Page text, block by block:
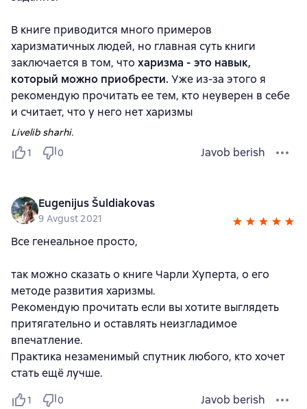
В книге приводится много примеров
харизматичных людей, но главная суть книги
заключается в том, что харизма - это навык,
который можно приобрести. Уже из-за этого я
рекомендую прочитать ее тем, кто неуверен в себе
и считает, что у него нет харизмы
Livelib sharhi.
1
0 Javob berish
Eugenijus Šuldiakovas
9 Avgust 2021
Все генеальное просто,
так можно сказать о книге Чарли Хуперта, о его
методе развития харизмы.
Рекомендую прочитать если вы хотите выглядеть
притягательно и оставлять неизгладимое
впечатление.
Практика незаменимый спутник любого, кто хочет
стать ещё лучше.
1 0 Javob berish